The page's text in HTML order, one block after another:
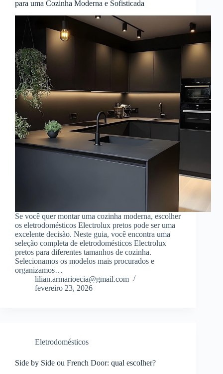
para uma Cozinha Moderna e Sofisticada
Se você quer montar uma cozinha moderna, escolher
os eletrodomésticos Electrolux pretos pode ser uma
excelente decisão. Neste guia, você encontra uma
seleção completa de eletrodomésticos Electrolux
pretos para diferentes tamanhos de cozinha.
Selecionamos os modelos mais procurados e
organizamos…
lilian.armarioecia@gmail.com
fevereiro 23, 2026
Eletrodomésticos
Side by Side ou French Door: qual escolher?